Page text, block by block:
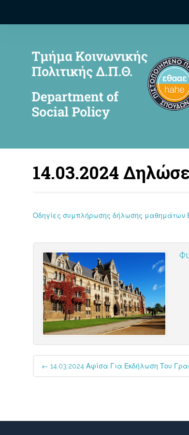
14.03.2024
Οδηγίες συμπλήρωσης δήλωσης μαθημάτων
Post
navigation
← 14.03.2024 Αφίσα Για Εκδήλωση Του